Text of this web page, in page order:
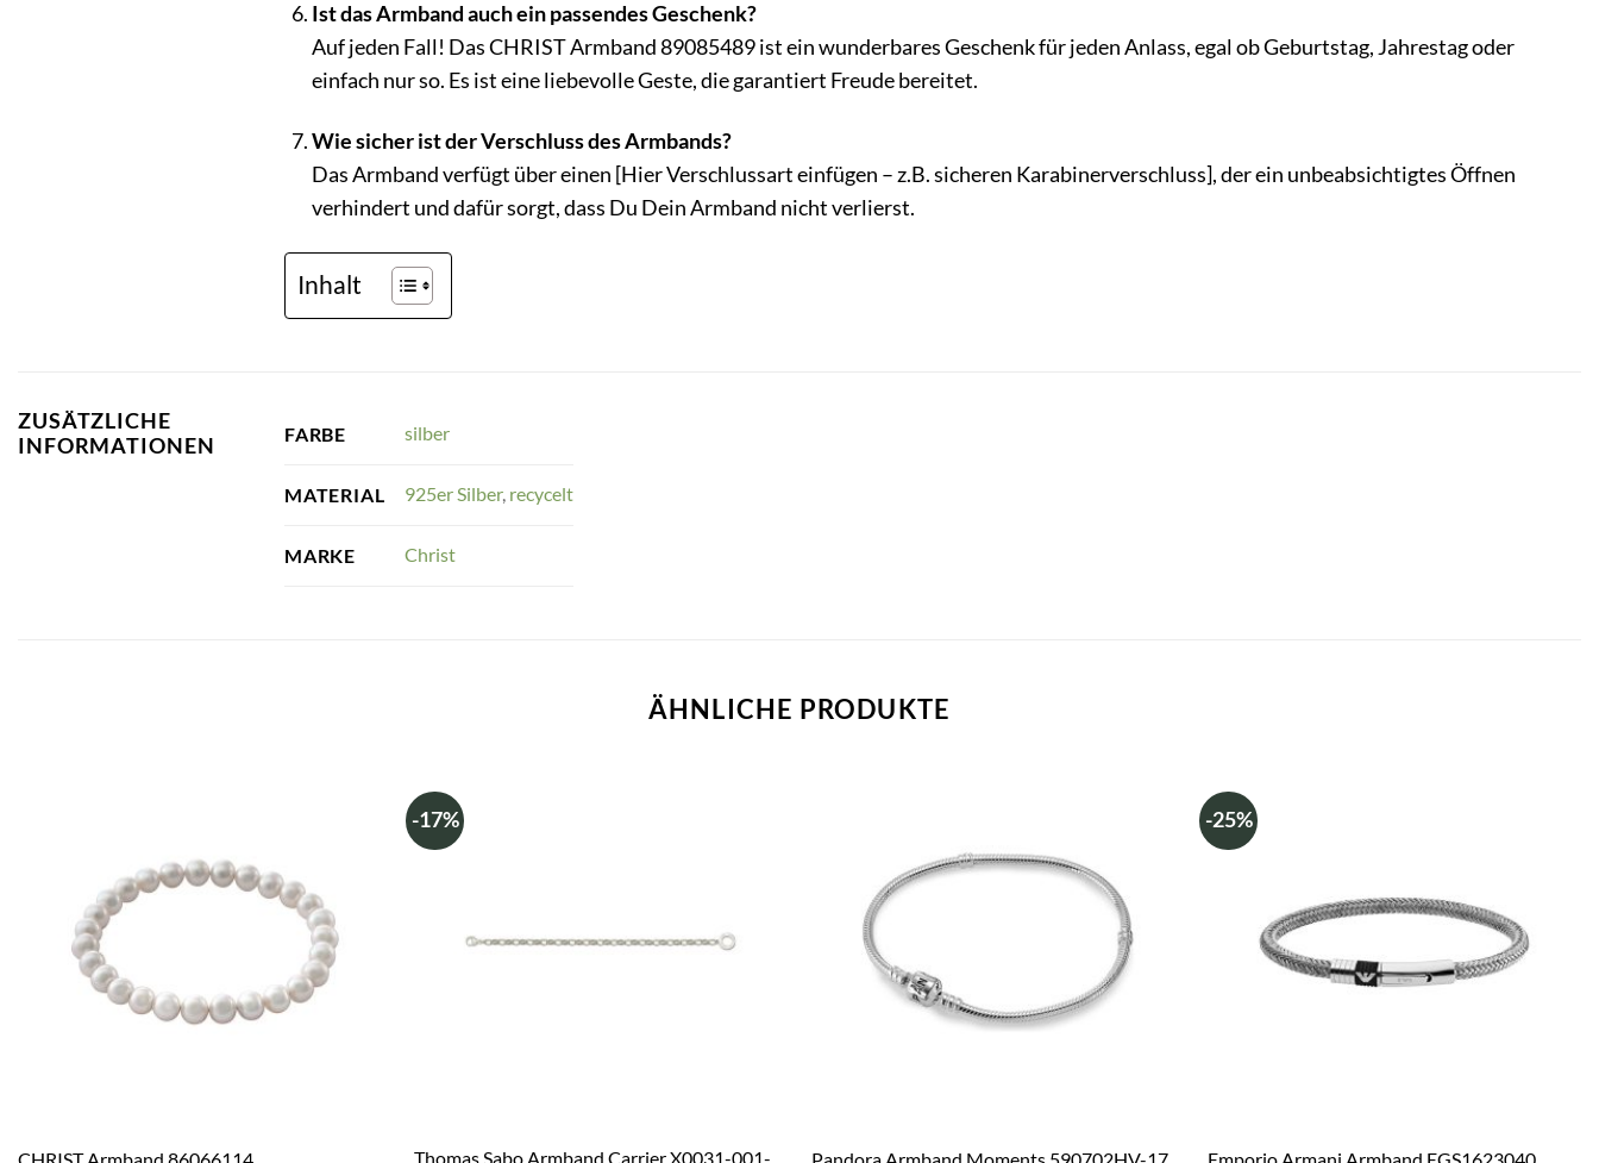
Ist das Armband auch ein passendes Geschenk?
Auf jeden Fall! Das CHRIST Armband 89085489 ist ein wunderbares Geschenk für jeden Anlass, egal ob Geburtstag, Jahrestag oder
einfach nur so. Es ist eine liebevolle Geste, die garantiert Freude bereitet.
Wie sicher ist der Verschluss des Armbands?
Das Armband verfügt über einen [Hier Verschlussart einfügen – z.B. sicheren Karabinerverschluss], der ein unbeabsichtigtes Öffnen
verhindert und dafür sorgt, dass Du Dein Armband nicht verlierst.
Inhalt
ZUSÄTZLICHE
INFORMATIONEN
FARBE silber
MATERIAL 925er Silber, recycelt
MARKE Christ
ÄHNLICHE PRODUKTE
-17%
Thomas Sabo Armband Carrier X0031-001-
-25%